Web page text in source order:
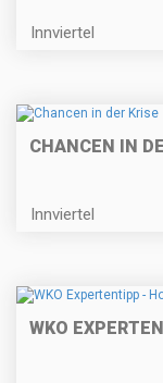
Innviertel
CHANCEN IN
Innviertel
WKO